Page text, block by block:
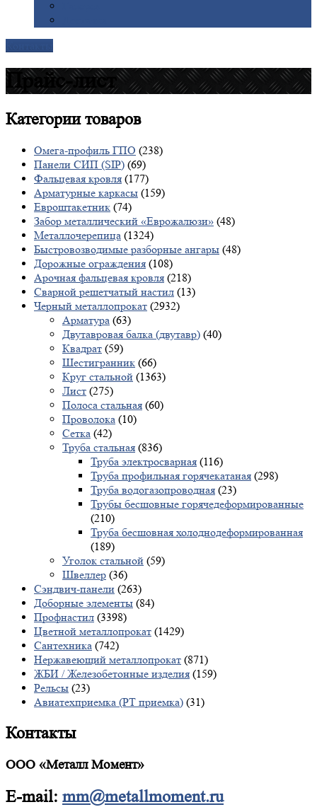
Прайс-лист
Категориитоваров
Омега-профиль ГПО (238)
Панели СИП (SIP) (69)
Фальцевая кровля (177)
Арматурные каркасы (159)
Евроштакетник (74)
Забор металлический «Еврожалюзи» (48)
Металлочерепица (1324)
Быстровозводимые разборные ангары (48)
Дорожные ограждения (108)
Арочная фальцевая кровля (218)
Сварной решетчатый настил (13)
Черный металлопрокат (2932)
Арматура (63)
Двутавровая балка (двутавр) (40)
Квадрат (59)
Шестигранник (66)
Круг стальной (1363)
Лист (275)
Полоса стальная (60)
Проволока (10)
Сетка (42)
Труба стальная (836)
Труба электросварная (116)
Труба профильная горячекатаная (298)
Труба водогазопроводная (23)
Трубы бесшовные горячедеформированные
(210)
Труба бесшовная холоднодеформированная
(189)
Уголок стальной (59)
Швеллер (36)
Сэндвич-панели (263)
Доборные элементы (84)
Профнастил (3398)
Цветной металлопрокат (1429)
Сантехника (742)
Нержавеющий металлопрокат (871)
ЖБИ / Железобетонные изделия (159)
Рельсы (23)
Авиатехприемка (РТ приемка) (31)
Контакты
ООО «Металл Момент»
E-mail: mm@metallmoment.ru